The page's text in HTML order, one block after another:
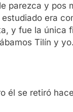
parezca y pos
era
y fue la única
Tilín y
él se retiró